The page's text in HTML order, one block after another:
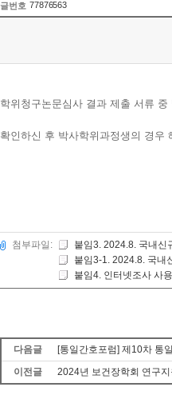
글번호 77876563
학위청구논문심사 결과 제출 서류
확인하신 후 박사학위과정생의 경우
첨부파일:
붙임3. 2024.8. 국내신
붙임3-1. 2024.8. 국내
붙임4. 인터넷조사 사
다음글
[통일간호포럼] 제10차 통
이전글
2024년 보건장학회 연구